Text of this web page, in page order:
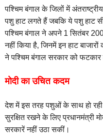
पश्चिम बंगाल के जिलों में
पशु हाट लगते हैं जबकि ये पशु हाट
पश्चिम बंगाल ने अपने 1 सितंबर
नहीं किया है, जिनमें इन हाट
ने पश्चिम बंगाल सरकार को फटकार
मोदी का उचित कदम
देश में इस तरह पशुओं के साथ हो
सुरक्षित रखने के लिए प्रधानमंत्री
सरकारें नहीं उठा सकीं।